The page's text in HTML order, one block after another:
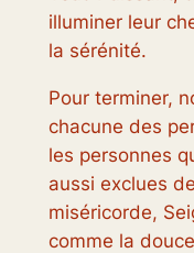
illuminer leur
la sérénité.
Pour terminer,
chacune des
les personnes
aussi exclues
miséricorde,
comme la